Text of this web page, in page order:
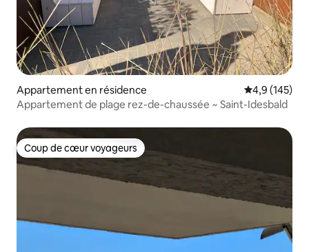
Appartement en résidence Évaluation
4,9 (145)
Appartement de plage rez-de-chaussée ~ Saint-Idesbald
Coup de cœur voyageurs
Coup de cœur voyageurs